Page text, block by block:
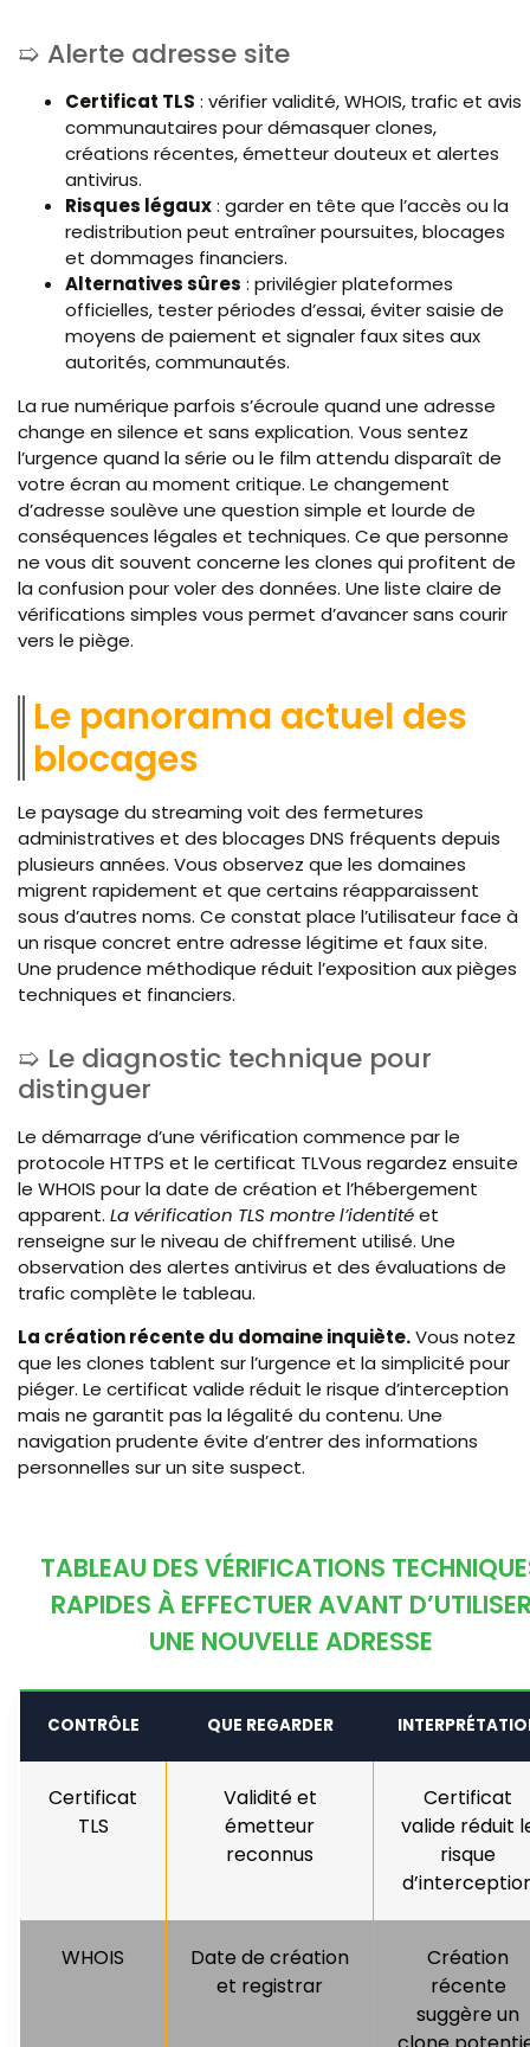
Alerte adresse site
Certificat TLS : vérifier validité, WHOIS, trafic et avis
communautaires pour démasquer clones,
créations récentes, émetteur douteux et alertes
antivirus.
Risques légaux: garder en tête que l’accès ou la
redistribution peut entraîner poursuites, blocages
et dommages financiers.
Alternatives sûres : privilégier plateformes
officielles, tester périodes d’essai, éviter saisie de
moyens de paiement et signaler faux sites aux
autorités, communautés.
La rue numérique parfois s’écroule quand une adresse
change en silence et sans explication. Vous sentez
l’urgence quand la série ou le film attendu disparaît de
votre écran au moment critique. Le changement
d’adresse soulève une question simple et lourde de
conséquences légales et techniques. Ce que personne
ne vous dit souvent concerne les clones qui profitent de
la confusion pour voler des données. Une liste claire de
vérifications simples vous permet d’avancer sans courir
vers le piège.
Le panorama actuel des
blocages
Le paysage du streaming voit des fermetures
administratives et des blocages DNS fréquents depuis
plusieurs années. Vous observez que les domaines
migrent rapidement et que certains réapparaissent
sous d’autres noms. Ce constat place l’utilisateur face à
un risque concret entre adresse légitime et faux site.
Une prudence méthodique réduit l’exposition aux pièges
techniques et financiers.
Le diagnostic technique pour
distinguer
Le démarrage d’une vérification commence par le
protocole HTTPS et le certificat TLVous regardez ensuite
le WHOIS pour la date de création et l’hébergement
apparent. La vérification TLS montre l’identitéet
renseigne sur le niveau de chiffrement utilisé. Une
observation des alertes antivirus et des évaluations de
trafic complète le tableau.
La création récente du domaine inquiète.Vous notez
que les clones tablent sur l’urgence et la simplicité pour
piéger. Le certificat valide réduit le risque d’interception
mais ne garantit pas la légalité du contenu. Une
navigation prudente évite d’entrer des informations
personnelles sur un site suspect.
TABLEAU DES VÉRIFICATIONS
RAPIDES À EFFECTUER AVANT
UNE NOUVELLE ADRESSE
CONTRÔLE QUE REGARDER
Certificat
TLS
Validité et
émetteur
reconnus
Certificat
valide réduit
risque
WHOIS
Date de création
et registrar
Création
récente
suggère un